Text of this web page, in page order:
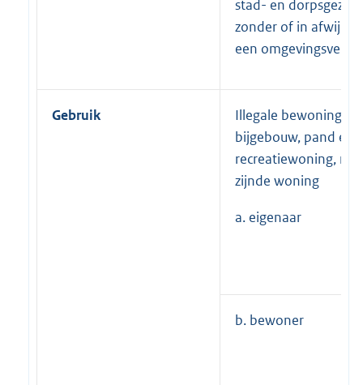
stad- en
zonder of in
een
Gebruik
Illegale bewoning
bijgebouw, pand
recreatiewoning, niet
zijnde woning
a. eigenaar
b. bewoner